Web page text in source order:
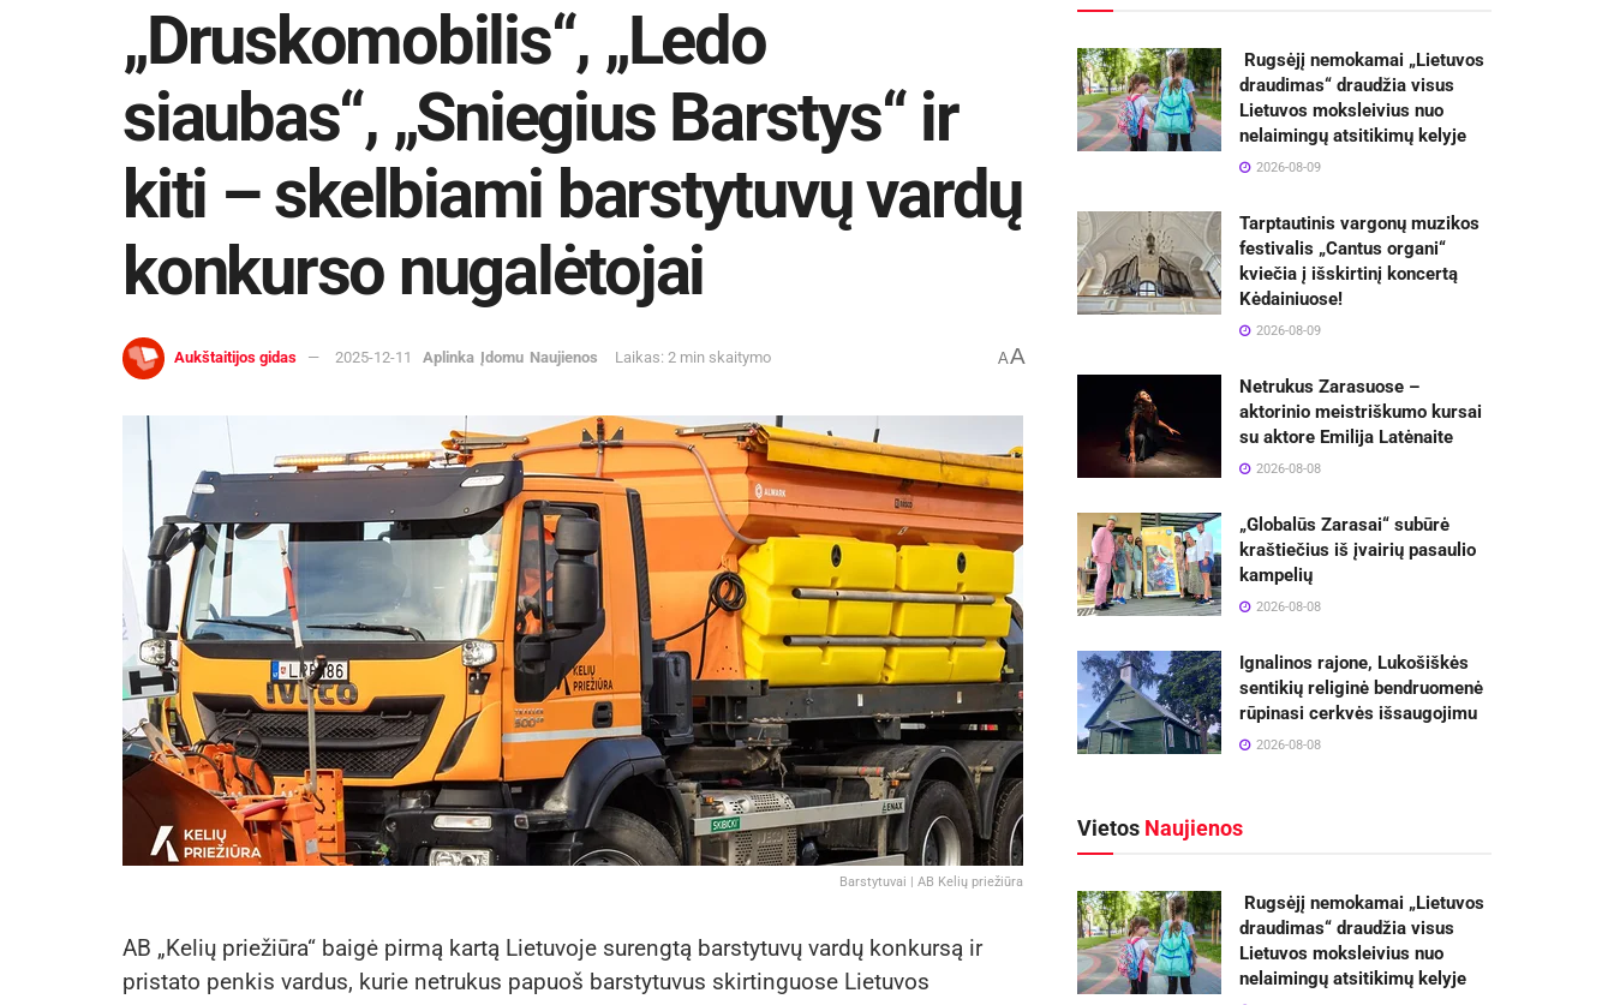
„Druskomobilis“, „Ledo
siaubas“, „Sniegius Barstys“ ir
kiti – skelbiami barstytuvų vardų
konkurso nugalėtojai
Aukštaitijos gidas 2025-12-11 Aplinka Įdomu Naujienos Laikas: 2 min skaitymo AA
Barstytuvai | AB Kelių priežiūra
AB „Kelių priežiūra“ baigė pirmą kartą Lietuvoje surengtą barstytuvų vardų konkursą ir
pristato penkis vardus, kurie netrukus papuoš barstytuvus skirtinguose Lietuvos
Rugsėjį nemokamai „Lietuvos
draudimas“ draudžia visus
Lietuvos moksleivius nuo
nelaimingų atsitikimų kelyje
2026-08-09
Tarptautinis vargonų muzikos
festivalis „Cantus organi“
kviečia į išskirtinį koncertą
Kėdainiuose!
2026-08-09
Netrukus Zarasuose –
aktorinio meistriškumo kursai
su aktore Emilija Latėnaite
2026-08-08
„Globalūs Zarasai“ subūrė
kraštiečius iš įvairių pasaulio
kampelių
2026-08-08
Ignalinos rajone, Lukošiškės
sentikių religinė bendruomenė
rūpinasi cerkvės išsaugojimu
2026-08-08
Vietos Naujienos
Rugsėjį nemokamai „Lietuvos
draudimas“ draudžia visus
Lietuvos moksleivius nuo
nelaimingų atsitikimų kelyje